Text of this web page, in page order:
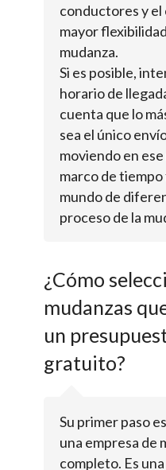
conductores y el
mayor
mudanza.
Si es posible,
horario de
cuenta que lo
sea el único
moviendo en
marco de
mundo de
proceso de la
¿Cómo
mudanzas
un
gratuito?
Su primer paso
una empresa de
completo. Es